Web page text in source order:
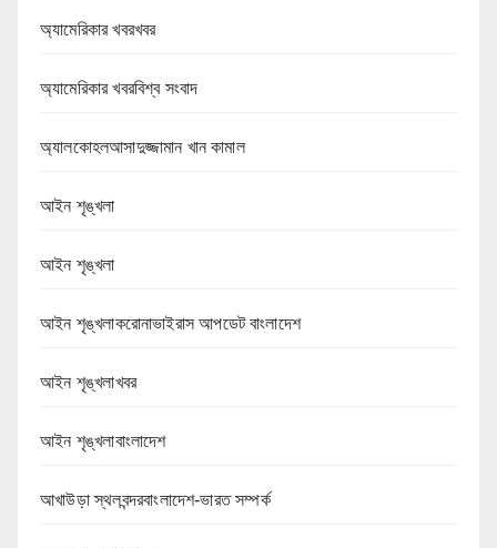
অ্যামেরিকার খবরখবর
অ্যামেরিকার খবরবিশ্ব সংবাদ
অ্যালকোহলআসাদুজ্জামান খান কামাল
আইন শৃঙ্খলা
আইন শৃঙ্খলা
আইন শৃঙ্খলাকরোনাভাইরাস আপডেট বাংলাদেশ
আইন শৃঙ্খলাখবর
আইন শৃঙ্খলাবাংলাদেশ
আখাউড়া স্থলবন্দরবাংলাদেশ-ভারত সম্পর্ক